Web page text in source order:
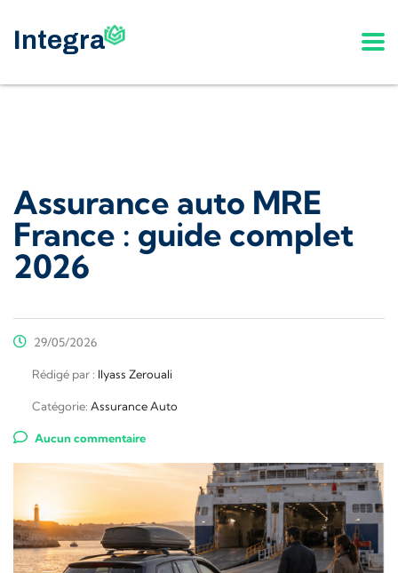
Assurance auto MRE
France : guide complet
2026
29/05/2026
Rédigé par : Ilyass Zerouali
Catégorie: Assurance Auto
Aucun commentaire